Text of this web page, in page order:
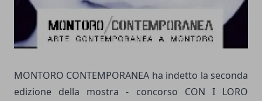
MONTORO CONTEMPORANEA ha indetto la seconda
edizione della mostra - concorso CON I LORO